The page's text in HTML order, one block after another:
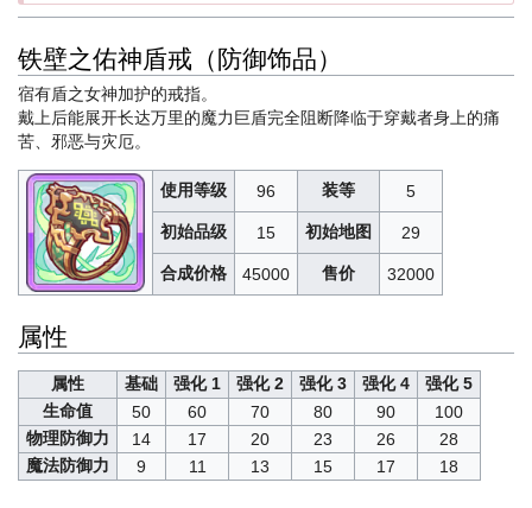
铁壁之佑神盾戒（防御饰品）
宿有盾之女神加护的戒指。
戴上后能展开长达万里的魔力巨盾完全阻断降临于穿戴者身上的痛
苦、邪恶与灾厄。
使用等级 96 装等 5
初始品级 15 初始地图 29
合成价格 45000 售价 32000
属性
属性 基础 强化 1 强化 2 强化 3 强化 4
强化 5
生命值
50 60 70 80 90
100
物理防御力
14 17 20 23 26
28
魔法防御力
9 11 13 15 17 18